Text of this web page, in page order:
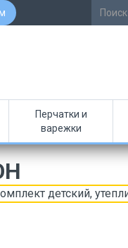
Перчатки и
варежки
детский,